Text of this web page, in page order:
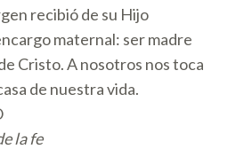
recibió de su Hijo
maternal: ser madre
Cristo. A nosotros nos toca
de nuestra vida.
la fe